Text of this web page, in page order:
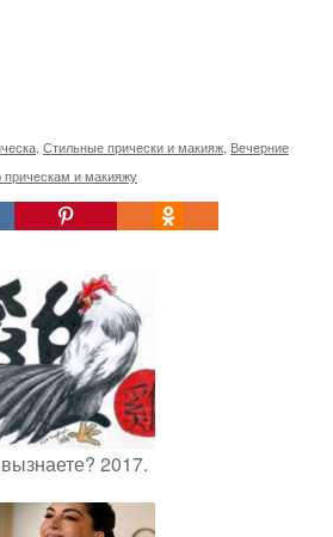
Стильные прически и макияж Вечерние
прическам и макияжу
2017.